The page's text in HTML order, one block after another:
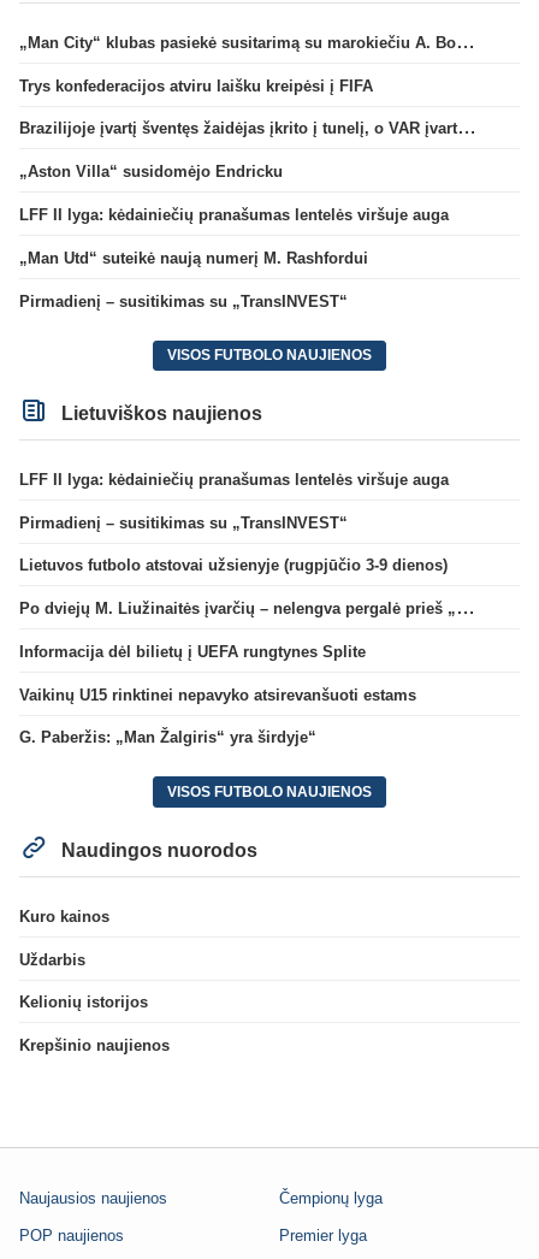
„Man City“ klubas pasiekė susitarimą su marokiečiu A. Bouaddi
Trys konfederacijos atviru laišku kreipėsi į FIFA
Brazilijoje įvartį šventęs žaidėjas įkrito į tunelį, o VAR įvartį atšaukė
„Aston Villa“ susidomėjo Endricku
LFF II lyga: kėdainiečių pranašumas lentelės viršuje auga
„Man Utd“ suteikė naują numerį M. Rashfordui
Pirmadienį – susitikimas su „TransINVEST“
VISOS FUTBOLO NAUJIENOS
Lietuviškos naujienos
LFF II lyga: kėdainiečių pranašumas lentelės viršuje auga
Pirmadienį – susitikimas su „TransINVEST“
Lietuvos futbolo atstovai užsienyje (rugpjūčio 3-9 dienos)
Po dviejų M. Liužinaitės įvarčių – nelengva pergalė prieš „Bangą“
Informacija dėl bilietų į UEFA rungtynes Splite
Vaikinų U15 rinktinei nepavyko atsirevanšuoti estams
G. Paberžis: „Man Žalgiris“ yra širdyje“
VISOS FUTBOLO NAUJIENOS
Naudingos nuorodos
Kuro kainos
Uždarbis
Kelionių istorijos
Krepšinio naujienos
Naujausios naujienos
POP naujienos
Čempionų lyga
Premier lyga